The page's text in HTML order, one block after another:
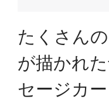
たくさん
が描かれ
セージカ